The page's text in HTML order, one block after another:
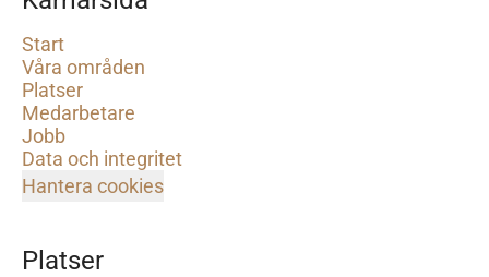
Start
Våra områden
Platser
Medarbetare
Jobb
Data och integritet
Hantera cookies
Platser